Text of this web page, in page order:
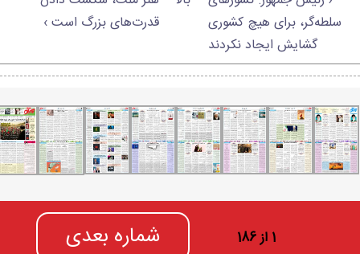
سلطه‌گر، برای هیچ کشوری
گشایش ایجاد نکردند
قدرت‌های بزرگ است ›
1 از 186 شماره بعدی